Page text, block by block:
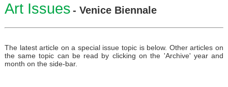
Art Issues - Venice Biennale
The latest article on a special issue topic is below. Other articles on
the same topic can be read by clicking on the 'Archive' year and
month on the side-bar.